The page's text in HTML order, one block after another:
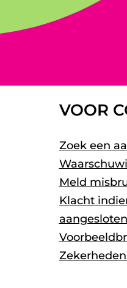
VOOR
Zoek een
Meld
Klacht